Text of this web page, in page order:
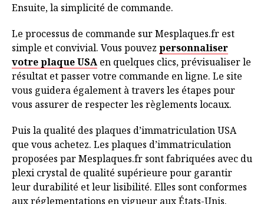
Ensuite, la simplicité de commande.
Le processus de commande sur Mesplaques.fr est
simple et convivial. Vous pouvez personnaliser
votre plaque USA en quelques clics, prévisualiser le
résultat et passer votre commande en ligne. Le site
vous guidera également à travers les étapes pour
vous assurer de respecter les règlements locaux.
Puis la qualité des plaques d’immatriculation USA
que vous achetez. Les plaques d’immatriculation
proposées par Mesplaques.fr sont fabriquées avec du
plexi crystal de qualité supérieure pour garantir
leur durabilité et leur lisibilité. Elles sont conformes
aux réglementations en vigueur aux États-Unis.